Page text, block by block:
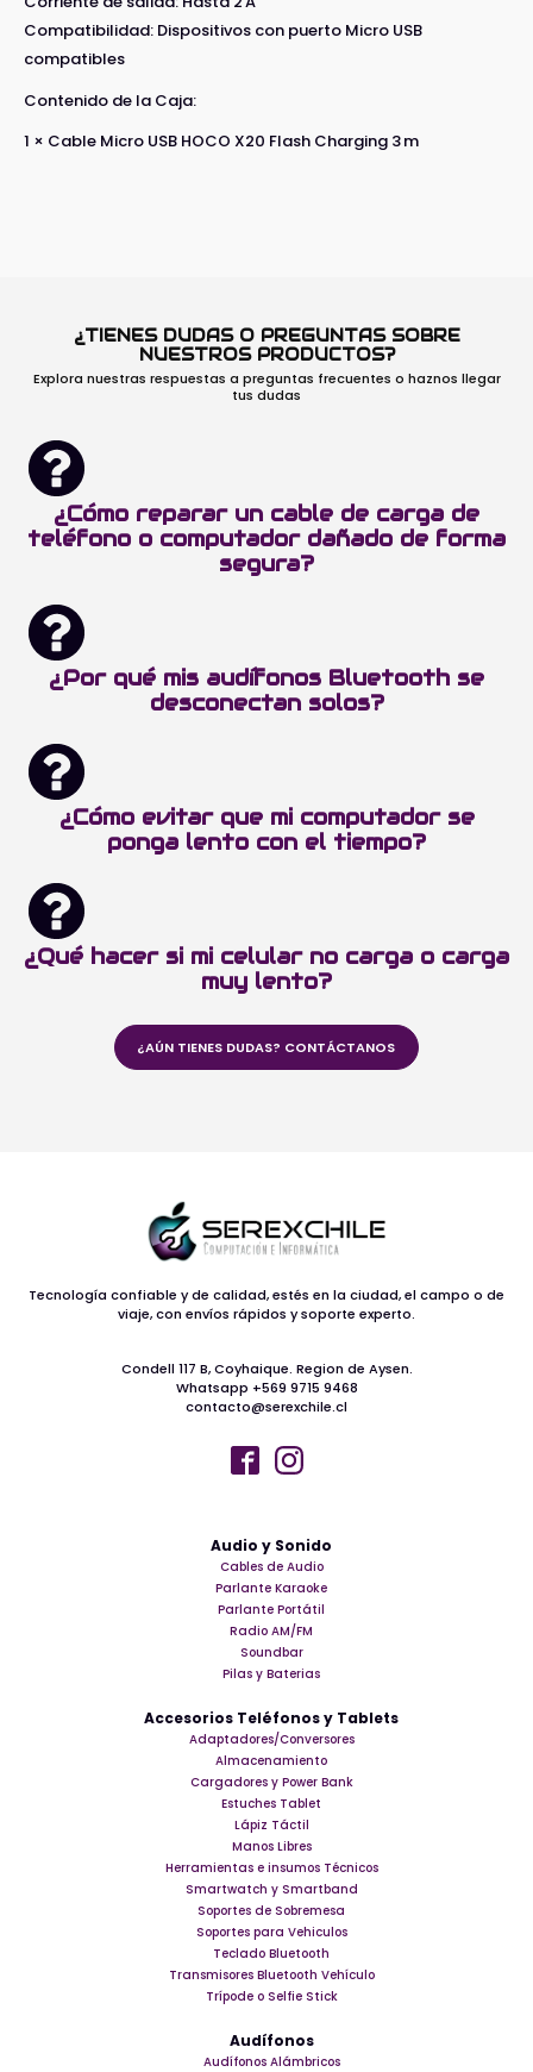
Compatibilidad: Dispositivos con puerto Micro USB
compatibles
Contenido de la Caja:
1 × Cable Micro USB HOCO X20 Flash Charging 3 m
¿TIENES DUDAS O PREGUNTAS SOBRE
NUESTROS PRODUCTOS?
Explora nuestras respuestas a preguntas frecuentes o haznos llegar
tus dudas
¿Cómo reparar un cable de carga de
teléfono o computador dañado de forma
segura?
¿Por qué mis audífonos Bluetooth se
desconectan solos?
¿Cómo evitar que mi computador se
ponga lento con el tiempo?
¿Qué hacer si mi celular no carga o carga
muy lento?
¿AÚN TIENES DUDAS? CONTÁCTANOS
Audio y Sonido
Cables de Audio
Parlante Karaoke
Parlante Portátil
Radio AM/FM
Soundbar
Pilas y Baterias
Accesorios Teléfonos y Tablets
Adaptadores/Conversores
Almacenamiento
Cargadores y Power Bank
Estuches Tablet
Lápiz Táctil
Manos Libres
Herramientas e insumos Técnicos
Smartwatch y Smartband
Soportes de Sobremesa
Soportes para Vehiculos
Teclado Bluetooth
Transmisores Bluetooth Vehículo
Trípode o Selfie Stick
Audífonos
Audífonos Alámbricos
Tecnología confiable y de calidad, estés en la ciudad, el campo o de
viaje, con envíos rápidos y soporte experto.
Condell 117 B, Coyhaique. Region de Aysen.
Whatsapp +569 9715 9468
contacto@serexchile.cl